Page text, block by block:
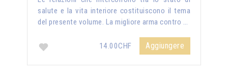
salute e la vita interiore costituiscono il tema
del presente volume. La migliore arma contro …
14.00CHF Aggiungere